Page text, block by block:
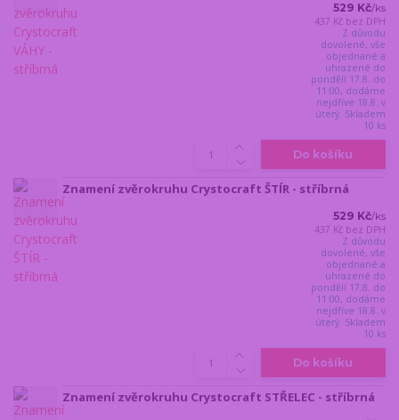
529 Kč/ks
437 Kč bez DPH
Z důvodu
dovolené, vše
objednané a
uhrazené do
pondělí 17.8. do
11:00, dodáme
nejdříve 18.8. v
úterý. Skladem
10 ks
Do košíku
Znamení zvěrokruhu Crystocraft ŠTÍR - stříbrná
529 Kč/ks
437 Kč bez DPH
Z důvodu
dovolené, vše
objednané a
uhrazené do
pondělí 17.8. do
11:00, dodáme
nejdříve 18.8. v
úterý. Skladem
10 ks
Do košíku
Znamení zvěrokruhu Crystocraft STŘELEC - stříbrná